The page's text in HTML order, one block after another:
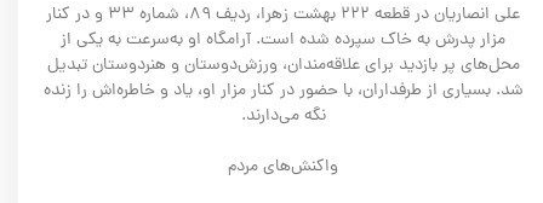
علی انصاریان در قطعه ۲۲۲ بهشت زهرا، ردیف ۸۹، شماره ۳۳ و در کنار
مزار پدرش به خاک سپرده شده است. آرامگاه او به‌سرعت به یکی از
محل‌های پر بازدید برای علاقه‌مندان، ورزش‌دوستان و هنردوستان تبدیل
شد. بسیاری از طرفداران، با حضور در کنار مزار او، یاد و خاطره‌اش را زنده
نگه می‌دارند.
واکنش‌های مردم